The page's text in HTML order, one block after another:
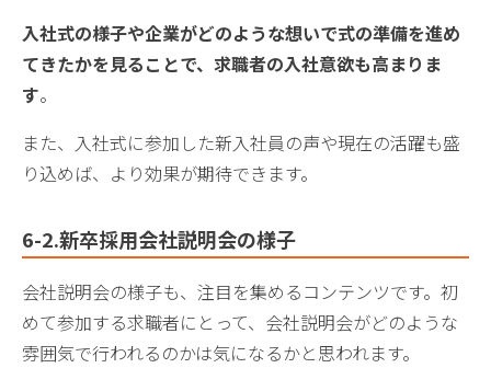
入社式の様子や企業がどのような想いで式の準備を進め
てきたかを見ることで、求職者の入社意欲も高まりま
す。
また、入社式に参加した新入社員の声や現在の活躍も盛
り込めば、より効果が期待できます。
6-2.新卒採用会社説明会の様子
会社説明会の様子も、注目を集めるコンテンツです。初
めて参加する求職者にとって、会社説明会がどのような
雰囲気で行われるのかは気になるかと思われます。